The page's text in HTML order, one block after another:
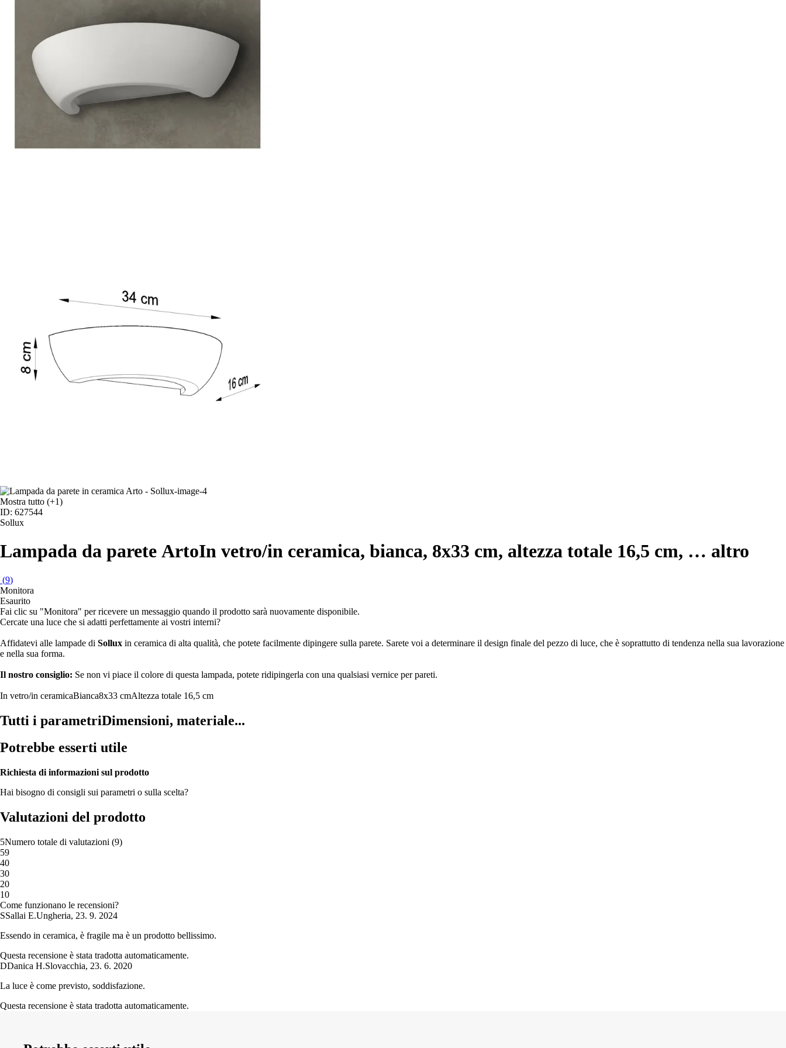
Mostra tutto (+1)
ID: 627544
Sollux
Lampada da parete ArtoIn vetro/in ceramica, bianca, 8x33 cm, altezza totale 16,5 cm, … altro
(9)
Monitora
Esaurito
Fai clic su "Monitora" per ricevere un messaggio quando il prodotto sarà nuovamente disponibile.
Cercate una luce che si adatti perfettamente ai vostri interni?
Affidatevi alle lampade di Sollux in ceramica di alta qualità, che potete facilmente dipingere sulla parete. Sarete voi a determinare il design finale del pezzo di luce, che è soprattutto di tendenza nella sua lavorazione
e nella sua forma.
Il nostro consiglio: Se non vi piace il colore di questa lampada, potete ridipingerla con una qualsiasi vernice per pareti.
In vetro/in ceramicaBianca8x33 cmAltezza totale 16,5 cm
Tutti i parametriDimensioni, materiale...
Potrebbe esserti utile
Richiesta di informazioni sul prodotto
Hai bisogno di consigli sui parametri o sulla scelta?
Valutazioni del prodotto
5Numero totale di valutazioni (9)
59
40
30
20
10
Come funzionano le recensioni?
SSallai E.Ungheria, 23. 9. 2024
Essendo in ceramica, è fragile ma è un prodotto bellissimo.
Questa recensione è stata tradotta automaticamente.
DDanica H.Slovacchia, 23. 6. 2020
La luce è come previsto, soddisfazione.
Questa recensione è stata tradotta automaticamente.